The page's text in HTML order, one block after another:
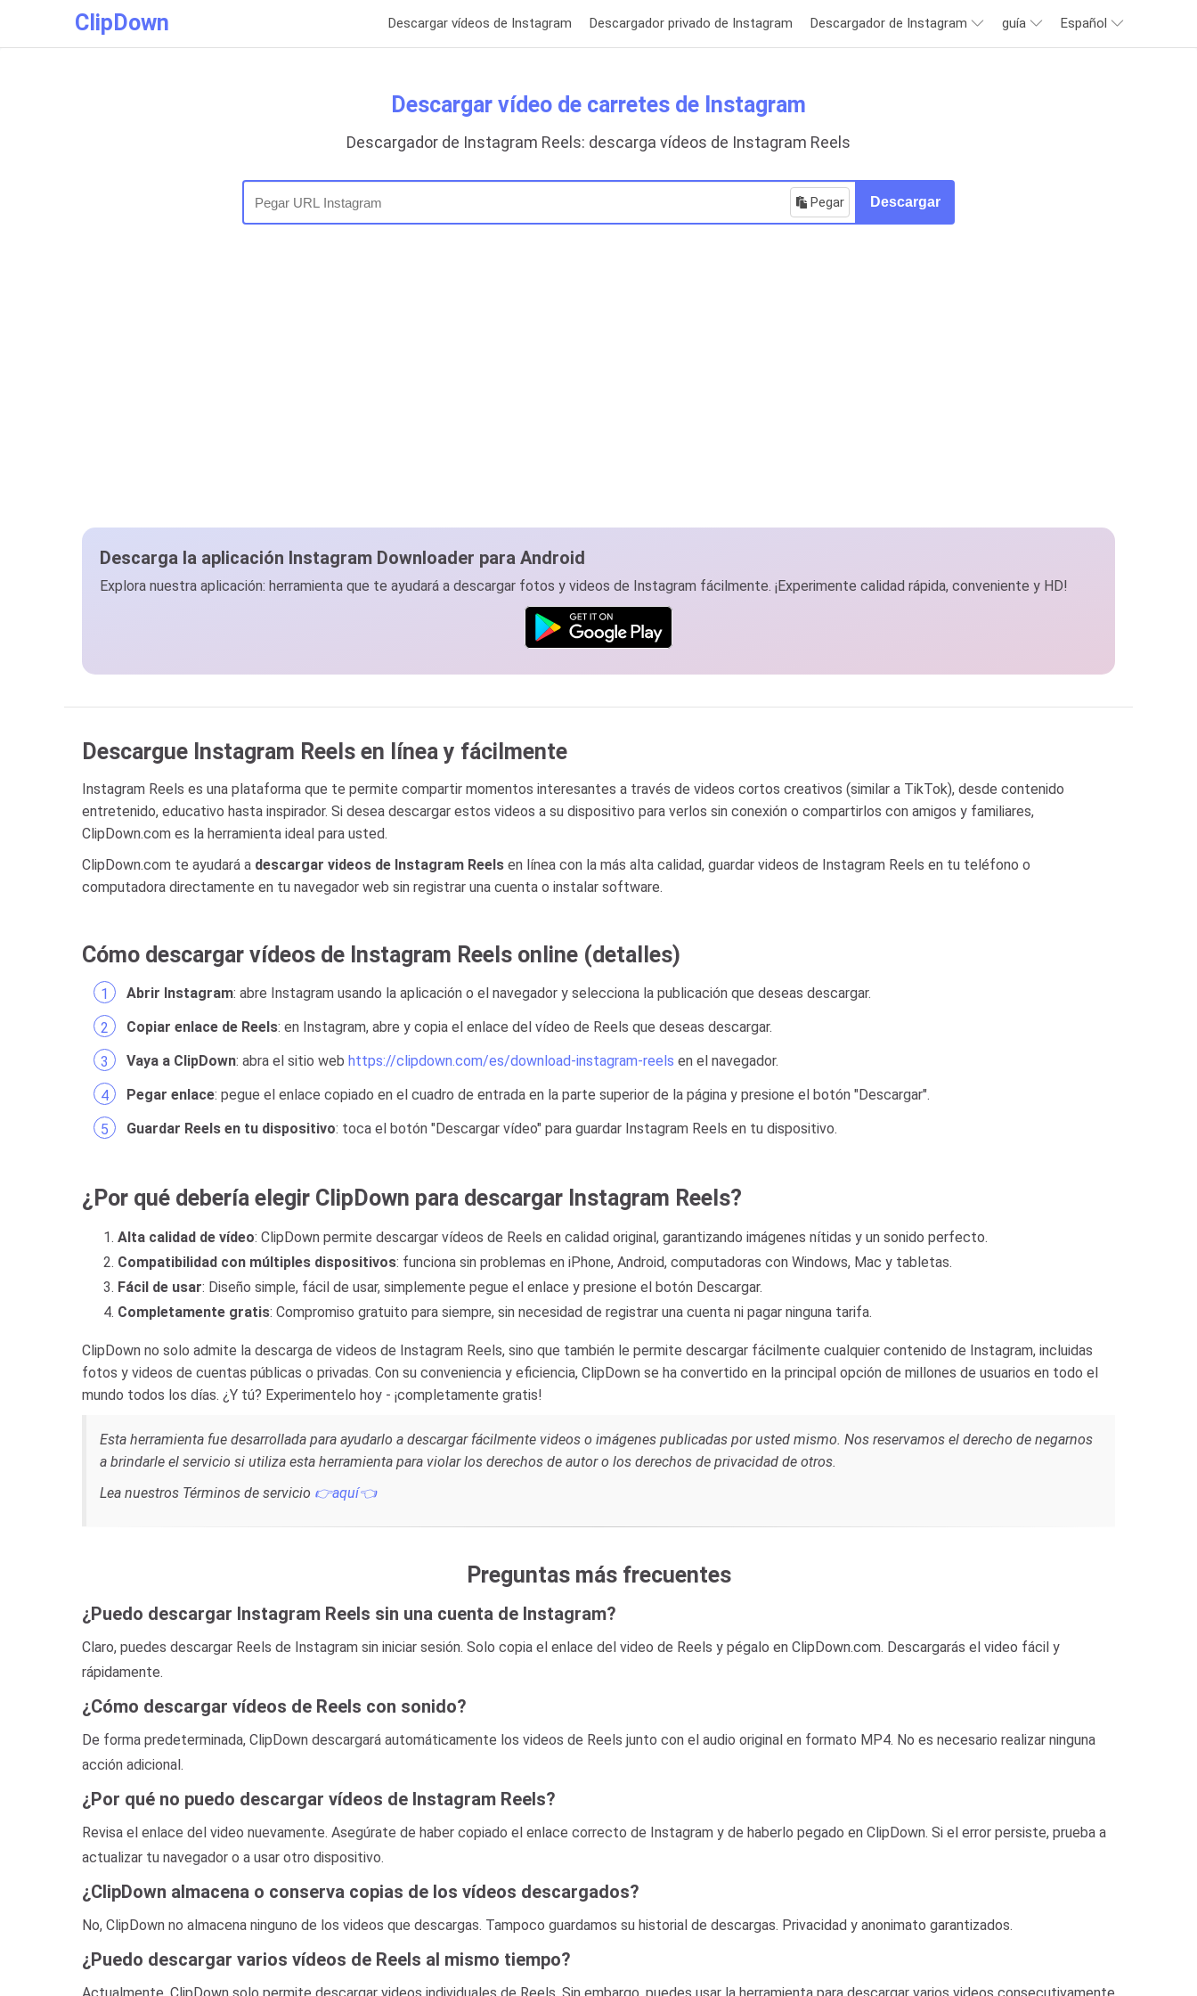
ClipDown Descargar vídeos de Instagram Descargador privado de Instagram Descargador de Instagram guía Español
Descargar vídeo de carretes de Instagram
Descargador de Instagram Reels: descarga vídeos de Instagram Reels
Pegar Descargar
Descarga la aplicación Instagram Downloader para Android
Explora nuestra aplicación: herramienta que te ayudará a descargar fotos y videos de Instagram fácilmente. ¡Experimente calidad rápida, conveniente y HD!
Descargue Instagram Reels en línea y fácilmente
Instagram Reels es una plataforma que te permite compartir momentos interesantes a través de videos cortos creativos (similar a TikTok), desde contenido
entretenido, educativo hasta inspirador. Si desea descargar estos videos a su dispositivo para verlos sin conexión o compartirlos con amigos y familiares,
ClipDown.com es la herramienta ideal para usted.
ClipDown.com te ayudará a descargar videos de Instagram Reels en línea con la más alta calidad, guardar videos de Instagram Reels en tu teléfono o
computadora directamente en tu navegador web sin registrar una cuenta o instalar software.
Cómo descargar vídeos de Instagram Reels online (detalles)
Abrir Instagram: abre Instagram usando la aplicación o el navegador y selecciona la publicación que deseas descargar.
Copiar enlace de Reels: en Instagram, abre y copia el enlace del vídeo de Reels que deseas descargar.
Vaya a ClipDown: abra el sitio web https://clipdown.com/es/download-instagram-reels en el navegador.
Pegar enlace: pegue el enlace copiado en el cuadro de entrada en la parte superior de la página y presione el botón "Descargar".
Guardar Reels en tu dispositivo: toca el botón "Descargar vídeo" para guardar Instagram Reels en tu dispositivo.
¿Por qué debería elegir ClipDown para descargar Instagram Reels?
Alta calidad de vídeo: ClipDown permite descargar vídeos de Reels en calidad original, garantizando imágenes nítidas y un sonido perfecto.
Compatibilidad con múltiples dispositivos: funciona sin problemas en iPhone, Android, computadoras con Windows, Mac y tabletas.
Fácil de usar: Diseño simple, fácil de usar, simplemente pegue el enlace y presione el botón Descargar.
Completamente gratis: Compromiso gratuito para siempre, sin necesidad de registrar una cuenta ni pagar ninguna tarifa.
ClipDown no solo admite la descarga de videos de Instagram Reels, sino que también le permite descargar fácilmente cualquier contenido de Instagram, incluidas
fotos y videos de cuentas públicas o privadas. Con su conveniencia y eficiencia, ClipDown se ha convertido en la principal opción de millones de usuarios en todo el
mundo todos los días. ¿Y tú? Experimentelo hoy - ¡completamente gratis!
Esta herramienta fue desarrollada para ayudarlo a descargar fácilmente videos o imágenes publicadas por usted mismo. Nos reservamos el derecho de negarnos
a brindarle el servicio si utiliza esta herramienta para violar los derechos de autor o los derechos de privacidad de otros.
Lea nuestros Términos de servicio 👉aquí👈
Preguntas más frecuentes
¿Puedo descargar Instagram Reels sin una cuenta de Instagram?
Claro, puedes descargar Reels de Instagram sin iniciar sesión. Solo copia el enlace del video de Reels y pégalo en ClipDown.com. Descargarás el video fácil y
rápidamente.
¿Cómo descargar vídeos de Reels con sonido?
De forma predeterminada, ClipDown descargará automáticamente los videos de Reels junto con el audio original en formato MP4. No es necesario realizar ninguna
acción adicional.
¿Por qué no puedo descargar vídeos de Instagram Reels?
Revisa el enlace del video nuevamente. Asegúrate de haber copiado el enlace correcto de Instagram y de haberlo pegado en ClipDown. Si el error persiste, prueba a
actualizar tu navegador o a usar otro dispositivo.
¿ClipDown almacena o conserva copias de los vídeos descargados?
No, ClipDown no almacena ninguno de los videos que descargas. Tampoco guardamos su historial de descargas. Privacidad y anonimato garantizados.
¿Puedo descargar varios vídeos de Reels al mismo tiempo?